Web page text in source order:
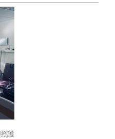
照護